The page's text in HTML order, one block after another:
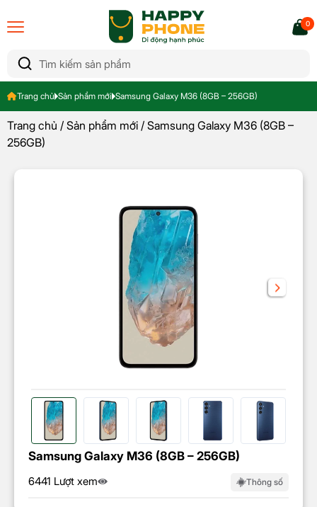
0
Trang chủ Sản phẩm mới Samsung Galaxy M36 (8GB – 256GB)
Trang chủ / Sản phẩm mới / Samsung Galaxy M36 (8GB –
256GB)
Samsung Galaxy M36 (8GB – 256GB)
6441 Lượt xem Thông số